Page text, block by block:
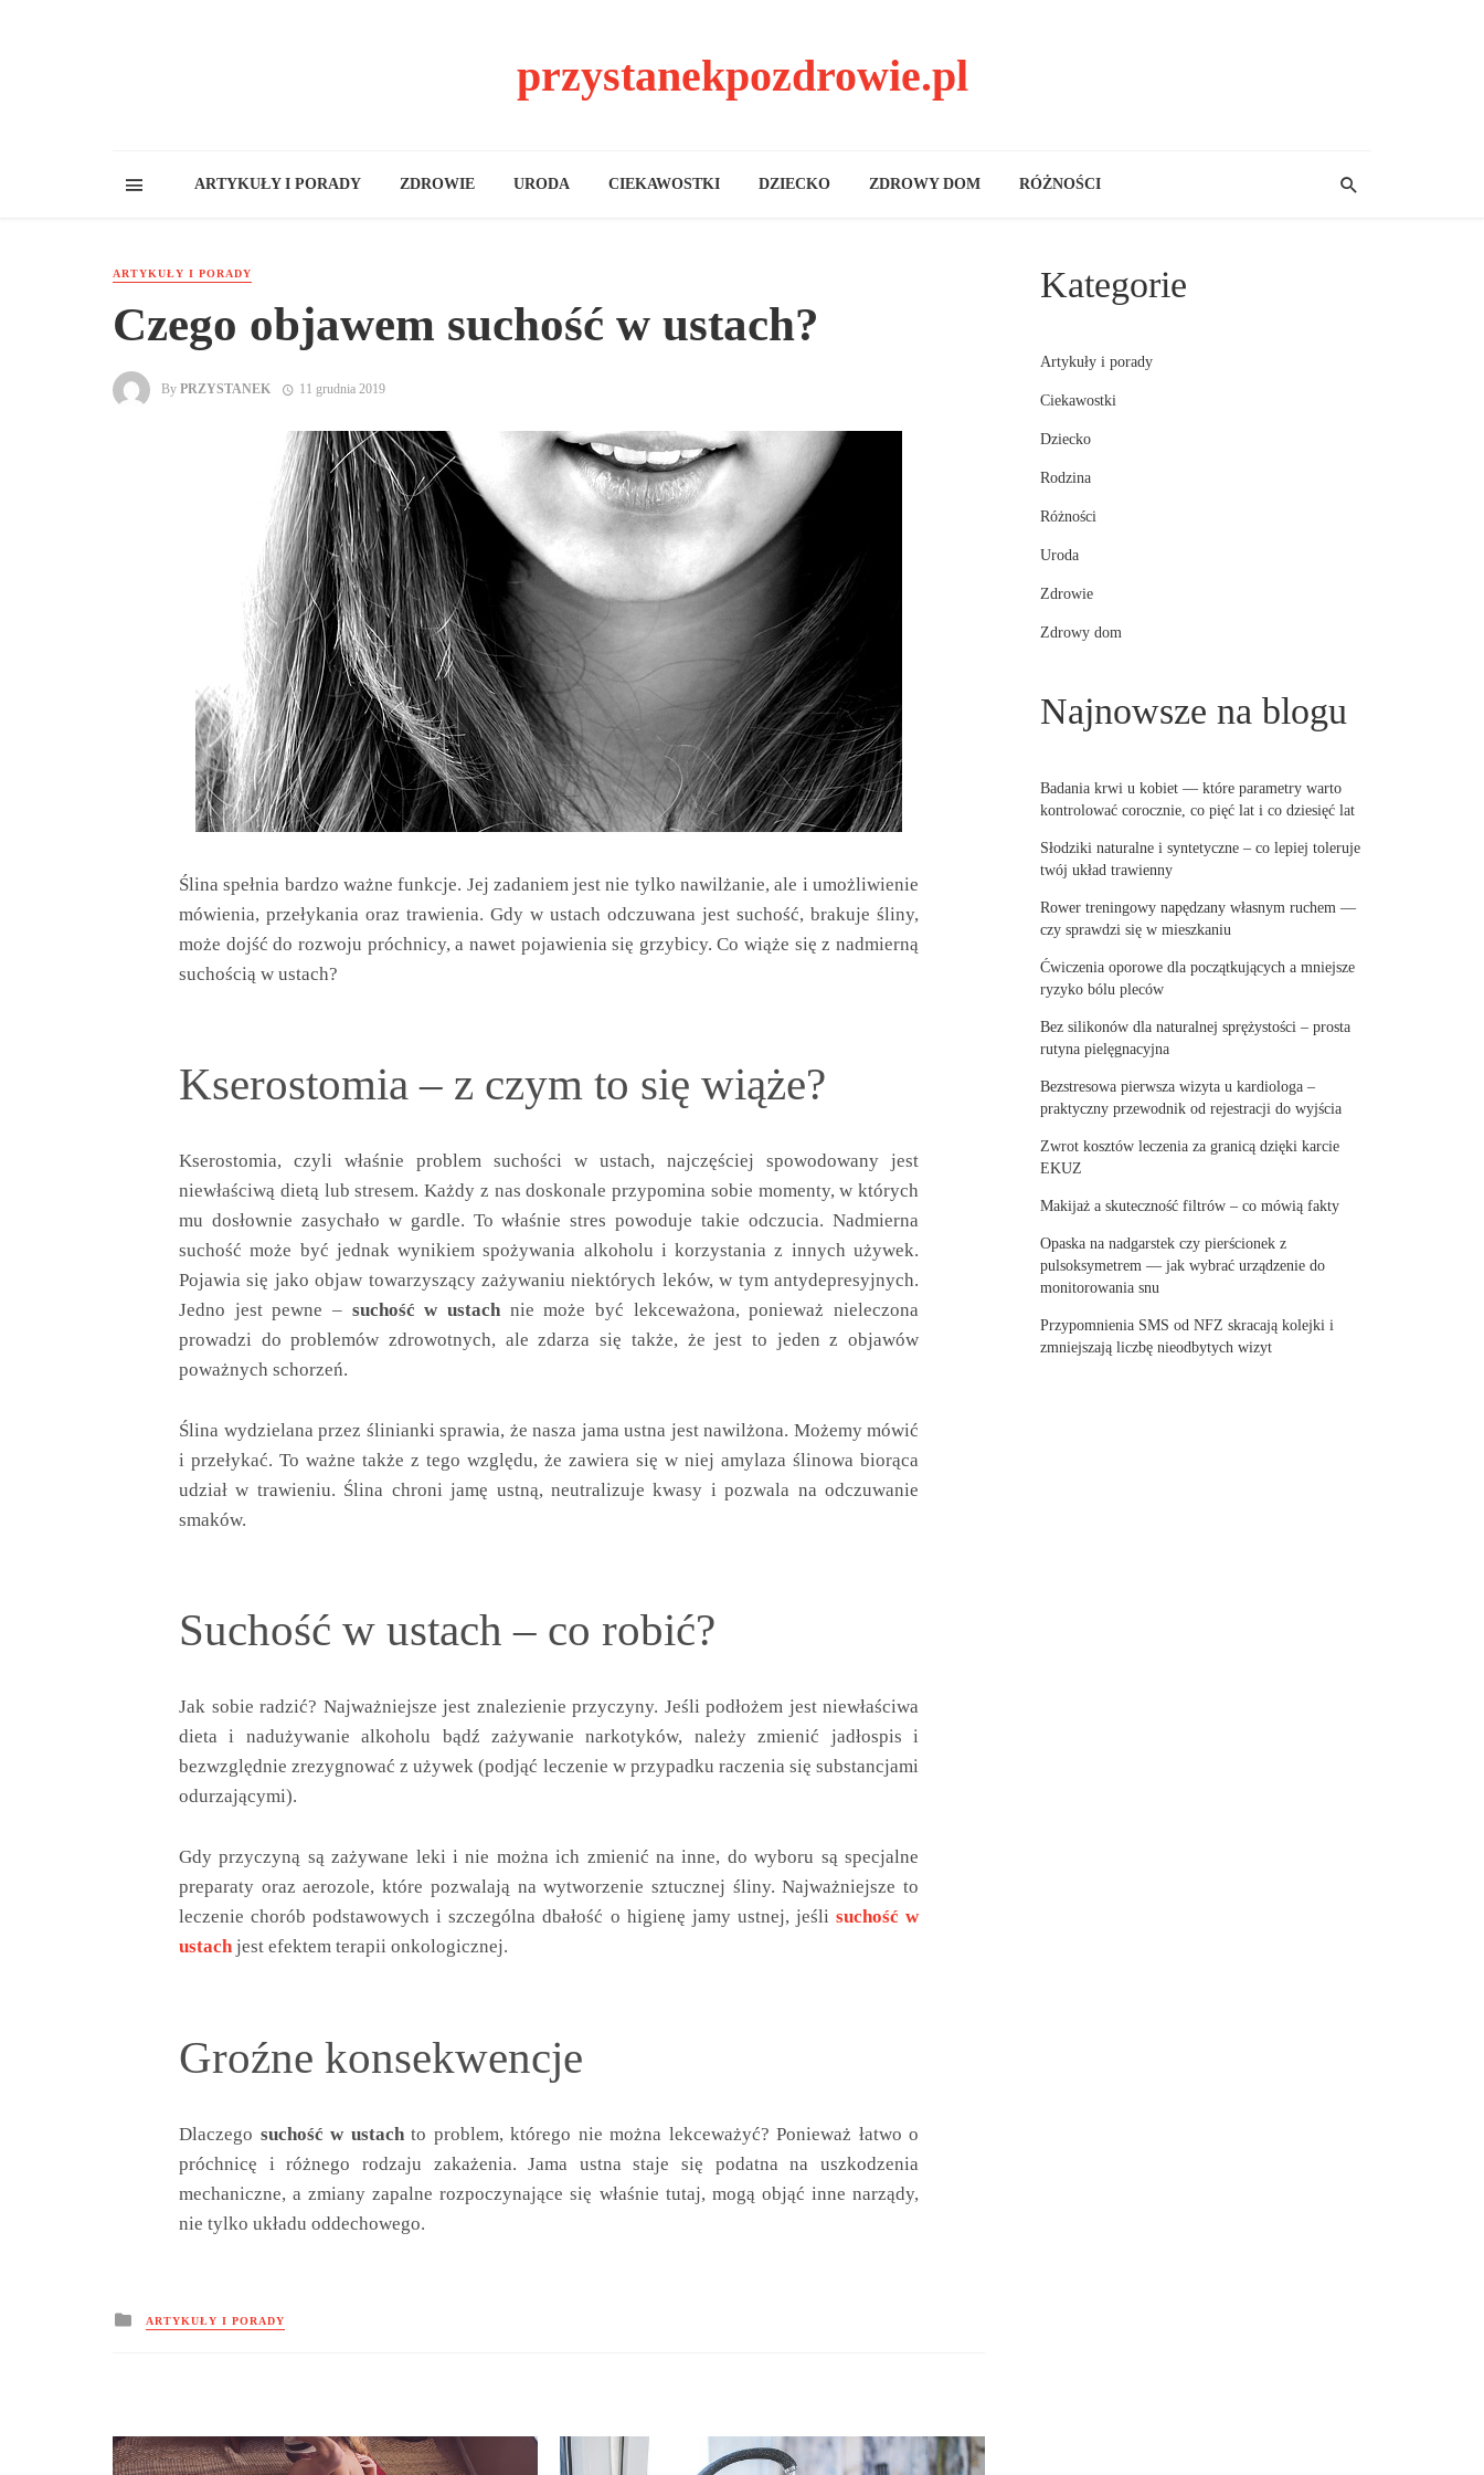
przystanekpozdrowie.pl
ARTYKUŁY I PORADY ZDROWIE URODA CIEKAWOSTKI DZIECKO ZDROWY DOM RÓŻNOŚCI
ARTYKUŁY I PORADY
Czego objawem suchość w ustach?
By PRZYSTANEK 11 grudnia 2019
Ślina spełnia bardzo ważne funkcje. Jej zadaniem jest nie tylko nawilżanie, ale i umożliwienie
mówienia, przełykania oraz trawienia. Gdy w ustach odczuwana jest suchość, brakuje śliny,
może dojść do rozwoju próchnicy, a nawet pojawienia się grzybicy. Co wiąże się z nadmierną
suchością w ustach?
Kserostomia – z czym to się wiąże?
Kserostomia, czyli właśnie problem suchości w ustach, najczęściej spowodowany jest
niewłaściwą dietą lub stresem. Każdy z nas doskonale przypomina sobie momenty, w których
mu dosłownie zasychało w gardle. To właśnie stres powoduje takie odczucia. Nadmierna
suchość może być jednak wynikiem spożywania alkoholu i korzystania z innych używek.
Pojawia się jako objaw towarzyszący zażywaniu niektórych leków, w tym antydepresyjnych.
Jedno jest pewne – suchość w ustach nie może być lekceważona, ponieważ nieleczona
prowadzi do problemów zdrowotnych, ale zdarza się także, że jest to jeden z objawów
poważnych schorzeń.
Ślina wydzielana przez ślinianki sprawia, że nasza jama ustna jest nawilżona. Możemy mówić
i przełykać. To ważne także z tego względu, że zawiera się w niej amylaza ślinowa biorąca
udział w trawieniu. Ślina chroni jamę ustną, neutralizuje kwasy i pozwala na odczuwanie
smaków.
Suchość w ustach – co robić?
Jak sobie radzić? Najważniejsze jest znalezienie przyczyny. Jeśli podłożem jest niewłaściwa
dieta i nadużywanie alkoholu bądź zażywanie narkotyków, należy zmienić jadłospis i
bezwzględnie zrezygnować z używek (podjąć leczenie w przypadku raczenia się substancjami
odurzającymi).
Gdy przyczyną są zażywane leki i nie można ich zmienić na inne, do wyboru są specjalne
preparaty oraz aerozole, które pozwalają na wytworzenie sztucznej śliny. Najważniejsze to
leczenie chorób podstawowych i szczególna dbałość o higienę jamy ustnej, jeśli suchość w
ustachjest efektem terapii onkologicznej.
Groźne konsekwencje
Dlaczego suchość w ustachto problem, którego nie można lekceważyć? Ponieważ łatwo o
próchnicę i różnego rodzaju zakażenia. Jama ustna staje się podatna na uszkodzenia
mechaniczne, a zmiany zapalne rozpoczynające się właśnie tutaj, mogą objąć inne narządy,
nie tylko układu oddechowego.
Posted
in
ARTYKUŁY I PORADY
Kategorie
Artykuły i porady
Ciekawostki
Dziecko
Rodzina
Różności
Uroda
Zdrowie
Zdrowy dom
Najnowsze na blogu
Badania krwi u kobiet — które parametry warto
kontrolować corocznie, co pięć lat i co dziesięć lat
Słodziki naturalne i syntetyczne – co lepiej toleruje
twój układ trawienny
Rower treningowy napędzany własnym ruchem —
czy sprawdzi się w mieszkaniu
Ćwiczenia oporowe dla początkujących a mniejsze
ryzyko bólu pleców
Bez silikonów dla naturalnej sprężystości – prosta
rutyna pielęgnacyjna
Bezstresowa pierwsza wizyta u kardiologa –
praktyczny przewodnik od rejestracji do wyjścia
Zwrot kosztów leczenia za granicą dzięki karcie
EKUZ
Makijaż a skuteczność filtrów – co mówią fakty
Opaska na nadgarstek czy pierścionek z
pulsoksymetrem — jak wybrać urządzenie do
monitorowania snu
Przypomnienia SMS od NFZ skracają kolejki i
zmniejszają liczbę nieodbytych wizyt